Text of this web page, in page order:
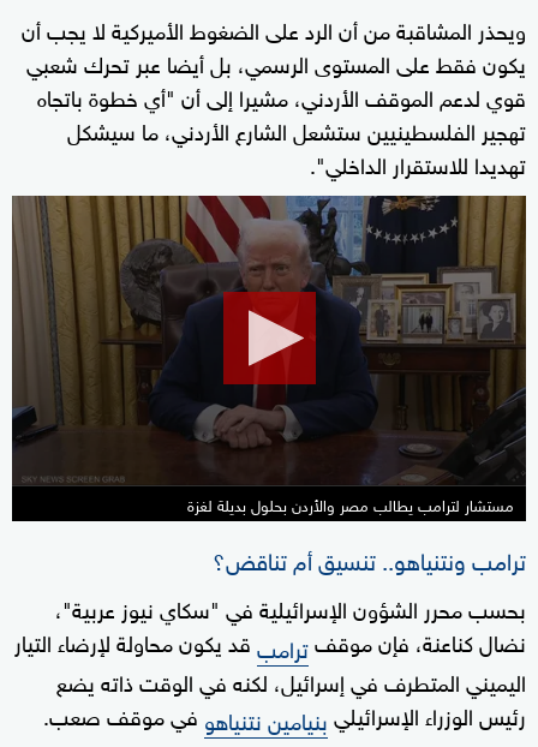
ويحذر المشاقبة من أن الرد على الضغوط الأميركية لا يجب أن
يكون فقط على المستوى الرسمي، بل أيضا عبر تحرك شعبي
قوي لدعم الموقف الأردني، مشيرا إلى أن "أي خطوة باتجاه
تهجير الفلسطينيين ستشعل الشارع الأردني، ما سيشكل
تهديدا للاستقرار الداخلي".
seconds
مستشار لترامب يطالب مصر والأردن بحلول بديلة لغزة
ترامب ونتنياهو.. تنسيق أم تناقض؟
بحسب محرر الشؤون الإسرائيلية في "سكاي نيوز عربية"،
نضال كناعنة، فإن موقفترامبقد يكون محاولة لإرضاء التيار
اليميني المتطرف في إسرائيل، لكنه في الوقت ذاته يضع
رئيس الوزراء الإسرائيليبنيامين نتنياهو في موقف صعب.